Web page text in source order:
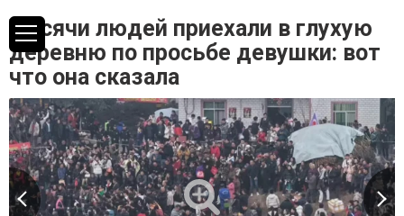
Тысячи людей приехали в глухую
деревню по просьбе девушки: вот
что она сказала